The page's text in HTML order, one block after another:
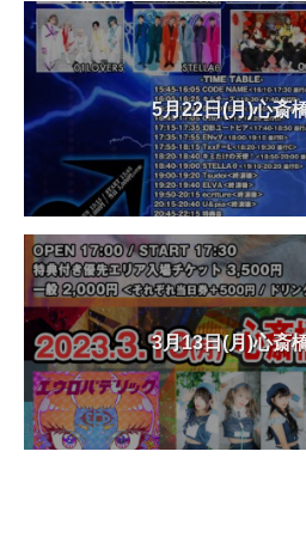
5月22日(月)心斎
3月13日(月)心斎